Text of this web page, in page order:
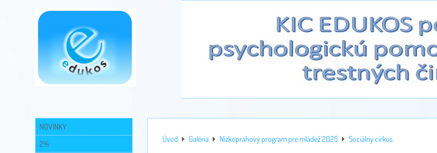
Úvod Galéria Nízkoprahový program pre mládež 2025 Sociálny cirkus
NOVINKY
2%